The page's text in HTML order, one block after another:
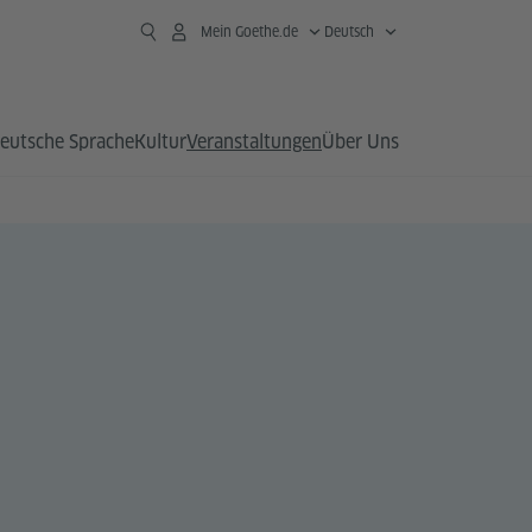
Mein Goethe.de Deutsch
SpracheKulturVeranstaltungenÜber Uns